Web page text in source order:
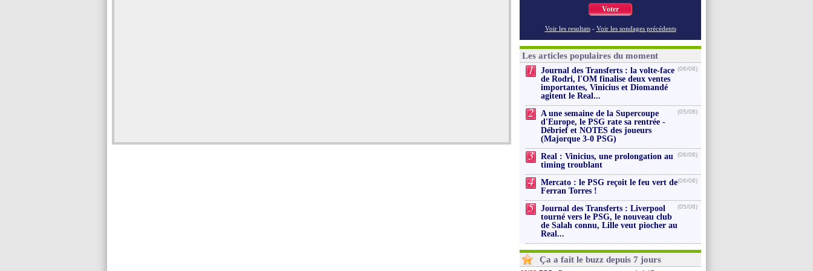
Voter
Voir les resultats - Voir les sondages précédents
Les articles populaires du moment
1
Journal des Transferts : la volte-face
de Rodri, l'OM finalise deux ventes
importantes, Vinicius et Diomandé
agitent le Real...
(06/08)
2
A une semaine de la Supercoupe
d'Europe, le PSG rate sa rentrée -
Débrief et NOTES des joueurs
(Majorque 3-0 PSG)
(05/08)
3
Real : Vinicius, une prolongation au
timing troublant
(06/08)
4
Mercato : le PSG reçoit le feu vert de
Ferran Torres !
(06/08)
5
Journal des Transferts : Liverpool
tourné vers le PSG, le nouveau club
de Salah connu, Lille veut piocher au
Real...
(05/08)
Ça a fait le buzz depuis 7 jours